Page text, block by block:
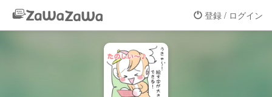
登録 / ログイン